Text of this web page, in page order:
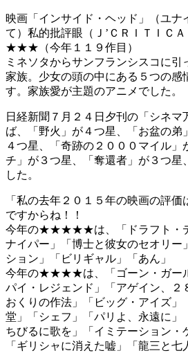
映画「インサイド・ヘッド」（ユナ
て）私的批評眼（Ｊ’ＣＲＩＴＩＣ
★★★（今年１１９作目）
ミネソタからサンフランシスコに
家族。少女の頭の中にある５つの感
す。家族愛が主題のアニメでした。
日経新聞７月２４日夕刊の「シネマ
ば、「野火」が４つ星、「お盆の弟
４つ星、「奇跡の２０００マイル」
チ」が３つ星、「奪還者」が３つ星
した。
「私の去年２０１５年の映画の評
ですからね！！
今年の★★★★★は、「ドラフト・デ
ナイパー」「博士と彼女のセオリー
ション」「ビリギャル」「あん」
今年の★★★★は、「ゴーン・ガー
パイ・レジェンド」「アゲイン、２
おくりの作法」「ビッグ・アイズ」
堂」「シェフ」「パリよ、永遠に」
ちびるに歌を」「イミテーション・
「ギリシャに消えた嘘」「龍三と